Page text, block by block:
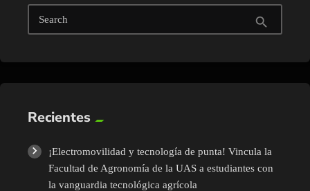
Search search
Recientes
¡Electromovilidad y tecnología de punta! Vincula la
Facultad de Agronomía de la UAS a estudiantes con
la vanguardia tecnológica agrícola